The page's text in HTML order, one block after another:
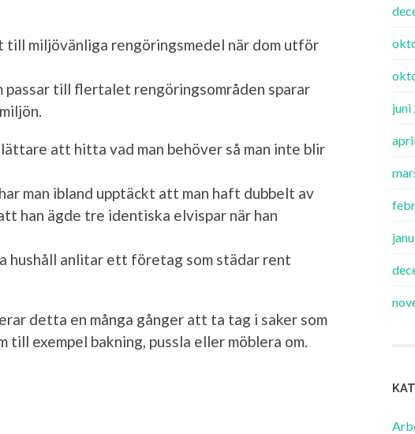
miljövänliga rengöringsmedel när dom utför
passar till flertalet rengöringsområden sparar
att hitta vad man behöver så man inte blir
har man ibland upptäckt att man haft dubbelt av
han ägde tre identiska elvispar när han
hushåll anlitar ett företag som städar rent
detta en många gånger att ta tag i saker som
till exempel bakning, pussla eller möblera om.
juni